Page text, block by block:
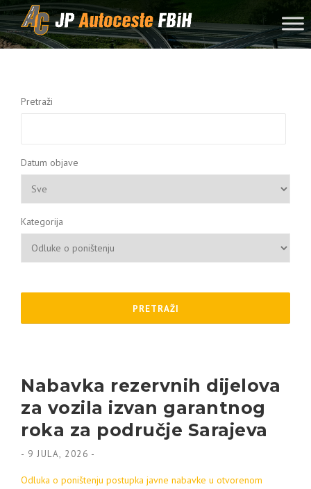
Skip to content
Pretraži
Datum objave
Kategorija
Nabavka rezervnih dijelova
za vozila izvan garantnog
roka za područje Sarajeva
- 9 JULA, 2026 -
Odluka o poništenju postupka javne nabavke u otvorenom